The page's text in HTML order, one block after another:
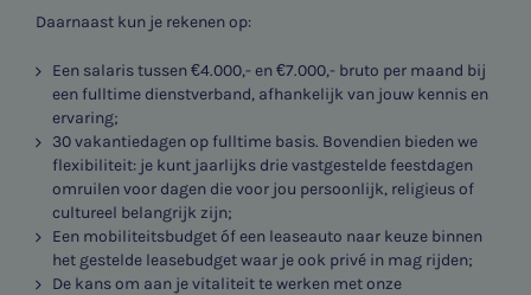
Daarnaast kun je rekenen op:
Een salaris tussen €4.000,- en €7.000,- bruto per maand bij
een fulltime dienstverband, afhankelijk van jouw kennis en
ervaring;
30 vakantiedagen op fulltime basis. Bovendien bieden we
flexibiliteit: je kunt jaarlijks drie vastgestelde feestdagen
omruilen voor dagen die voor jou persoonlijk, religieus of
cultureel belangrijk zijn;
Een mobiliteitsbudget óf een leaseauto naar keuze binnen
het gestelde leasebudget waar je ook privé in mag rijden;
De kans om aan je vitaliteit te werken met onze